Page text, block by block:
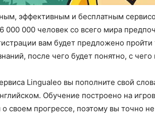
эффективным и бесплатным
000 000 человек со всего мира
вам будет предложено пройти
после чего будет понятно, с
Lingualeo вы пополните свой
Обучение построено на
своем прогрессе, поэтому вы точно не